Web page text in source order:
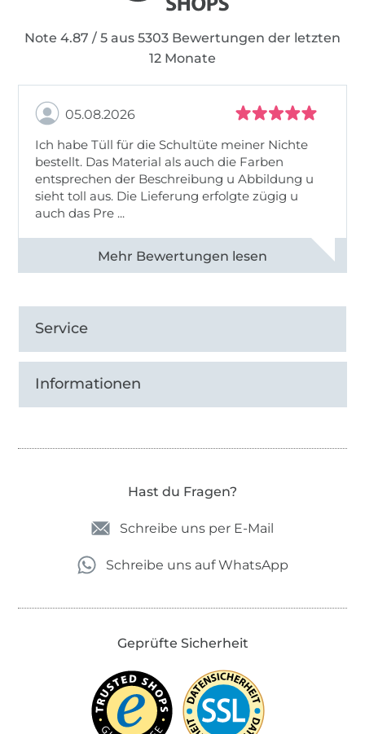
Note 4.87 / 5 aus 5303 Bewertungen der letzten
12 Monate
05.08.2026
Ich habe Tüll für die Schultüte meiner Nichte
bestellt. Das Material als auch die Farben
entsprechen der Beschreibung u Abbildung u
sieht toll aus. Die Lieferung erfolgte zügig u
auch das Pre ...
Alle 82950 Bewertungen ansehen
Service
Informationen
Hast du Fragen?
Schreibe uns per E-Mail
Schreibe uns auf WhatsApp
Geprüfte Sicherheit